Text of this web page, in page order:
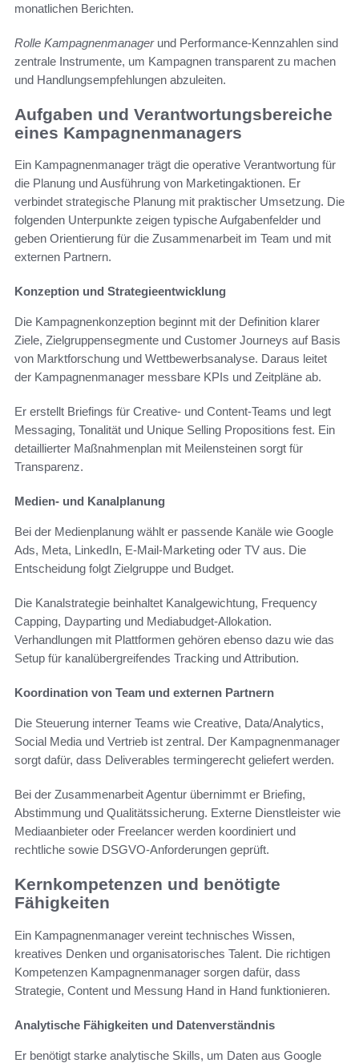
monatlichen Berichten.
Rolle Kampagnenmanagerund Performance-Kennzahlen sind
zentrale Instrumente, um Kampagnen transparent zu machen
und Handlungsempfehlungen abzuleiten.
Aufgaben und Verantwortungsbereiche
eines Kampagnenmanagers
Ein Kampagnenmanager trägt die operative Verantwortung für
die Planung und Ausführung von Marketingaktionen. Er
verbindet strategische Planung mit praktischer Umsetzung. Die
folgenden Unterpunkte zeigen typische Aufgabenfelder und
geben Orientierung für die Zusammenarbeit im Team und mit
externen Partnern.
Konzeption und Strategieentwicklung
Die Kampagnenkonzeption beginnt mit der Definition klarer
Ziele, Zielgruppensegmente und Customer Journeys auf Basis
von Marktforschung und Wettbewerbsanalyse. Daraus leitet
der Kampagnenmanager messbare KPIs und Zeitpläne ab.
Er erstellt Briefings für Creative- und Content-Teams und legt
Messaging, Tonalität und Unique Selling Propositions fest. Ein
detaillierter Maßnahmenplan mit Meilensteinen sorgt für
Transparenz.
Medien- und Kanalplanung
Bei der Medienplanung wählt er passende Kanäle wie Google
Ads, Meta, LinkedIn, E-Mail-Marketing oder TV aus. Die
Entscheidung folgt Zielgruppe und Budget.
Die Kanalstrategie beinhaltet Kanalgewichtung, Frequency
Capping, Dayparting und Mediabudget-Allokation.
Verhandlungen mit Plattformen gehören ebenso dazu wie das
Setup für kanalübergreifendes Tracking und Attribution.
Koordination von Team und externen Partnern
Die Steuerung interner Teams wie Creative, Data/Analytics,
Social Media und Vertrieb ist zentral. Der Kampagnenmanager
sorgt dafür, dass Deliverables termingerecht geliefert werden.
Bei der Zusammenarbeit Agentur übernimmt er Briefing,
Abstimmung und Qualitätssicherung. Externe Dienstleister wie
Mediaanbieter oder Freelancer werden koordiniert und
rechtliche sowie DSGVO-Anforderungen geprüft.
Kernkompetenzen und benötigte
Fähigkeiten
Ein Kampagnenmanager vereint technisches Wissen,
kreatives Denken und organisatorisches Talent. Die richtigen
Kompetenzen Kampagnenmanager sorgen dafür, dass
Strategie, Content und Messung Hand in Hand funktionieren.
Analytische Fähigkeiten und Datenverständnis
Er benötigt starke analytische Skills, um Daten aus Google